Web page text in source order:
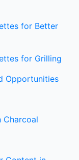
for Better
for Grilling
Opportunities
Charcoal